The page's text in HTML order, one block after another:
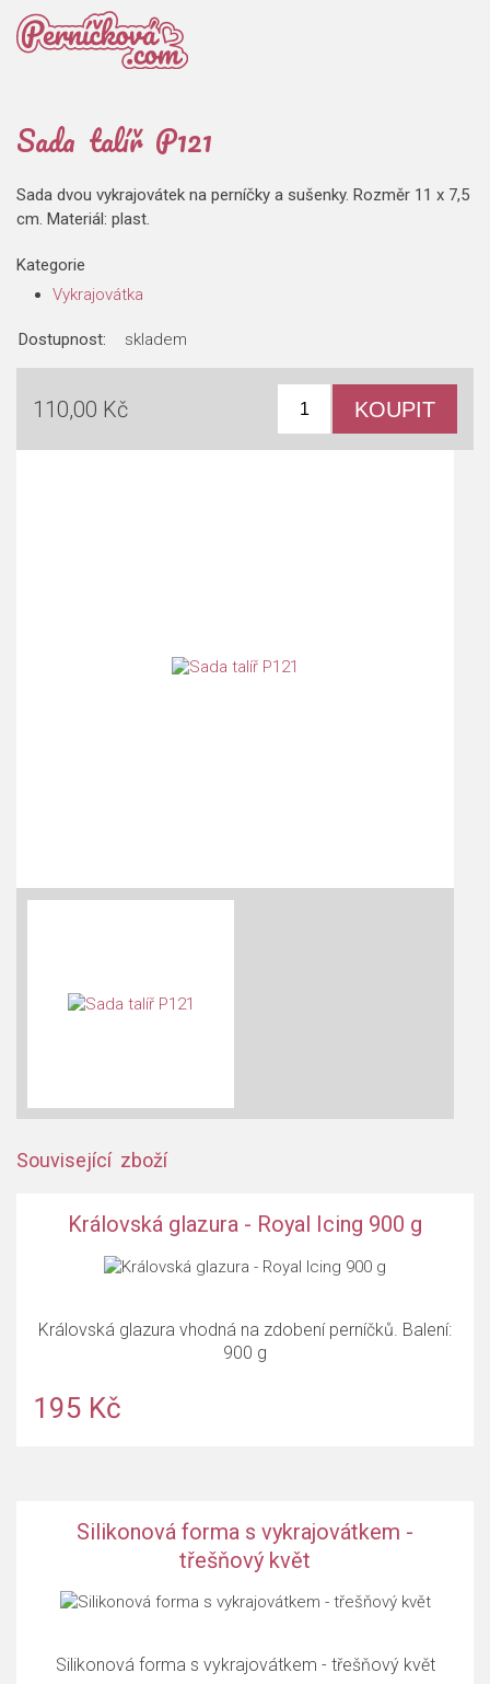
Sada talíř P121
Sada dvou vykrajovátek na perníčky a sušenky. Rozměr 11 x 7,5
cm. Materiál: plast.
Kategorie
Vykrajovátka
Dostupnost: skladem
110,00 Kč
Související zboží
Královská glazura - Royal Icing 900 g
Královská glazura vhodná na zdobení perníčků. Balení:
900 g
195 Kč
Silikonová forma s vykrajovátkem -
třešňový květ
Silikonová forma s vykrajovátkem - třešňový květ